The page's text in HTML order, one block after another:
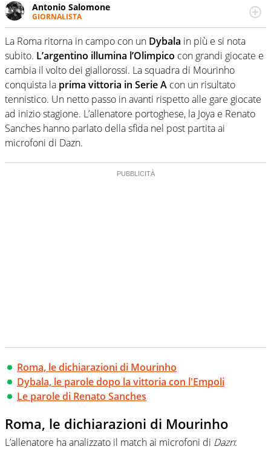
Antonio Salomone
GIORNALISTA
Giornalista pubblicista. Lo affascinano, da sempre, le
categorie minori e i talenti in erba. Ha fiuto per la notizia
e per gli emergenti. Calcio, basket, motori: ci pensa lui
La Roma ritorna in campo con un Dybala in più e si nota
subito. L’argentino illumina l’Olimpico con grandi giocate e
cambia il volto dei giallorossi. La squadra di Mourinho
conquista la prima vittoria in Serie A con un risultato
tennistico. Un netto passo in avanti rispetto alle gare giocate
ad inizio stagione. L’allenatore portoghese, la Joya e Renato
Sanches hanno parlato della sfida nel post partita ai
microfoni di Dazn.
Roma, le dichiarazioni di Mourinho
Dybala, le parole dopo la vittoria con l'Empoli
Le parole di Renato Sanches
Roma, le dichiarazioni di Mourinho
L’allenatore ha analizzato il match ai microfoni di Dazn: